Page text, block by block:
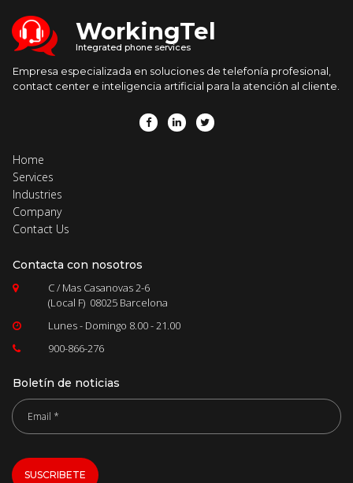
WorkingTel
Integrated phone services
Empresa especializada en soluciones de telefonía profesional,
contact center e inteligencia artificial para la atención al cliente.
  
Home
Services
Industries
Company
Contact Us
Contacta con nosotros

C / Mas Casanovas 2-6
(Local F) 08025 Barcelona
 Lunes - Domingo 8.00 - 21.00
 900-866-276
Boletín de noticias
SUSCRIBETE